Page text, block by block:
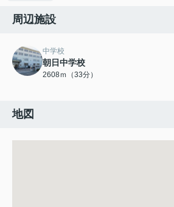
周辺施設
中学校
朝日中学校
2608ｍ（33分）
地図